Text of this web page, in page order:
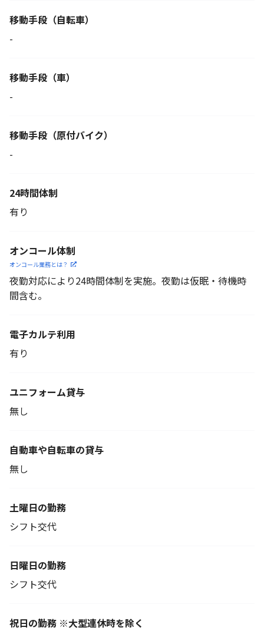
移動手段 （自転車）
-
移動手段（車）
-
移動手段 （原付バイク）
-
24時間体制
有り
オンコール体制
オンコール業務とは？
夜勤対応により24時間体制を実施。夜勤は仮眠・待機時
間含む。
電子カルテ利用
有り
ユニフォーム貸与
無し
自動車や自転車の貸与
無し
土曜日の勤務
シフト交代
日曜日の勤務
シフト交代
祝日の勤務 ※大型連休時を除く